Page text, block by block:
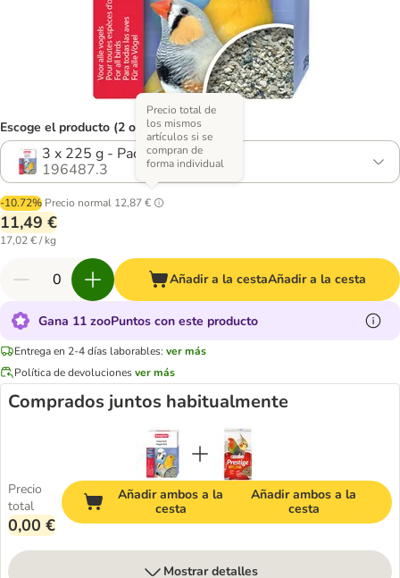
Escoge el producto (2 opciones)
3 x 225 g - Pack Ahorro
196487.3
-10.72% Precio normal 12,87 €
Precio total de
los mismos
artículos si se
compran de
forma individual
11,49 €
17,02 € / kg
Añadir a la cestaAñadir a la cesta
Gana 11 zooPuntos con este producto
Entrega en 2-4 días laborables: ver más
Política de devolucionesver más
Comprados juntos habitualmente
Precio
total
0,00 €
Añadir ambos a la
cesta
Añadir ambos a la
cesta
Mostrar detalles